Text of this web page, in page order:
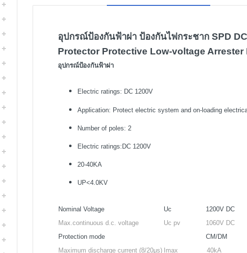
อุปกรณ์ป้องกันฟ้าผ่า ป้องกันไฟกระชาก SPD
Protector Protective Low-voltage Arrester
อุปกรณ์ป้องกันฟ้าผ่า
Electric ratings: DC 1200V
Application: Protect electric system and on-loading
Number of poles: 2
Electric ratings:DC 1200V
20-40KA
UP<4.0KV
Nominal Voltage Uc
1200V DC
Max.continuous d.c. voltage
Uc pv
1060V DC
Protection mode
CM/DM
Maximum discharge current (8/20μs) Imax 40kA